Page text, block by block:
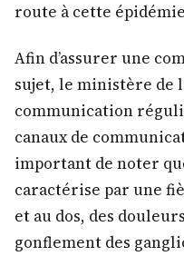
route à cette
Afin d’assurer une
sujet, le ministère de
communication
canaux de
important de noter
caractérise par une
et au dos, des
gonflement des